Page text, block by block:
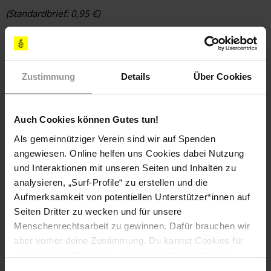
Zustimmung Details Über Cookies
Auch Cookies können Gutes tun!
Als gemeinnütziger Verein sind wir auf Spenden
angewiesen. Online helfen uns Cookies dabei Nutzung
und Interaktionen mit unseren Seiten und Inhalten zu
analysieren, „Surf-Profile“ zu erstellen und die
Aufmerksamkeit von potentiellen Unterstützer*innen auf
Seiten Dritter zu wecken und für unsere
Menschenrechtsarbeit zu gewinnen. Dafür brauchen wir
aber vorher deine Zustimmung. Du kannst Cookies für
(Standardbrief: 0,95 €)
BETROFFENE PERSONEN
Mzia Amaghlobeli
DATUM
31. Oktober 2025
Setzt euch für die fachärztliche Behandlung von
Mzia Amaghlobeli ein!
Diese Aktion ist beendet. Hier geht es zu aktuellen